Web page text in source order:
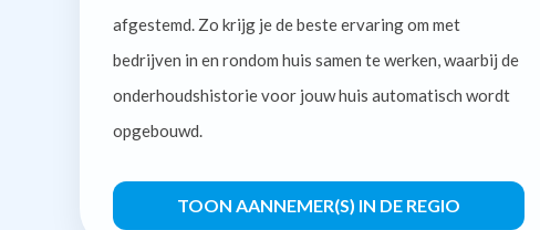
afgestemd. Zo krijg je de beste ervaring om met
bedrijven in en rondom huis samen te werken, waarbij de
onderhoudshistorie voor jouw huis automatisch wordt
opgebouwd.
TOON AANNEMER(S) IN DE REGIO